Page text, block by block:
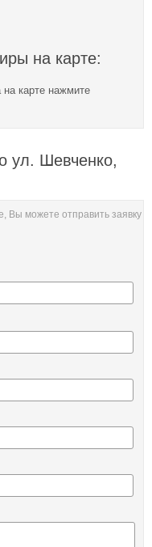
на карте:
карте нажмите
ул. Шевченко,
можете отправить заявку